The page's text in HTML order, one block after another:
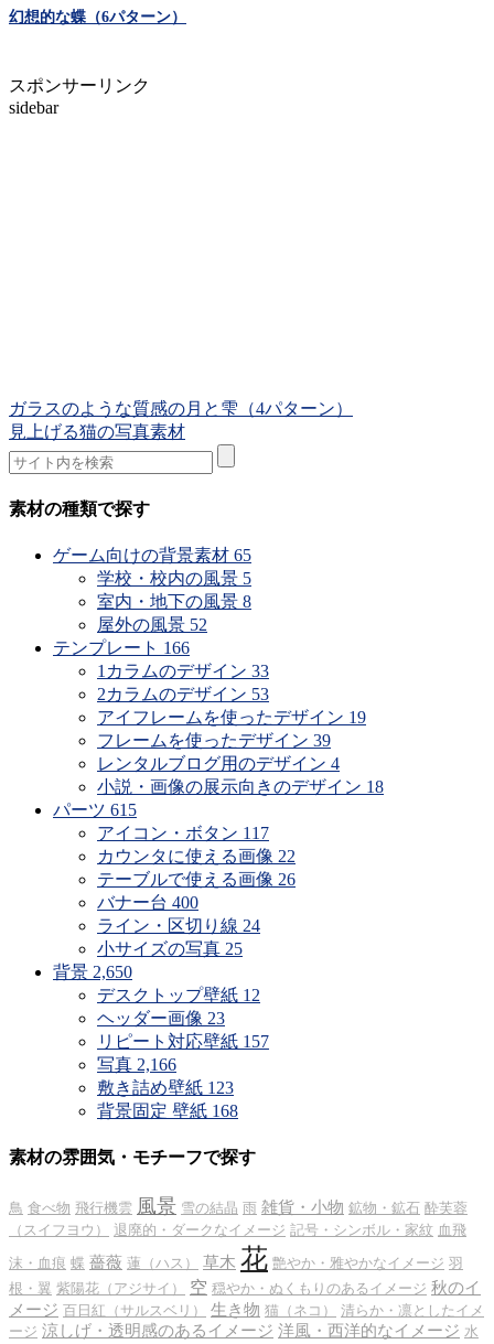
幻想的な蝶（6パターン）
スポンサーリンク
sidebar
ガラスのような質感の月と雫（4パターン）
見上げる猫の写真素材
素材の種類で探す
ゲーム向けの背景素材 65
学校・校内の風景 5
室内・地下の風景 8
屋外の風景 52
テンプレート 166
1カラムのデザイン 33
2カラムのデザイン 53
アイフレームを使ったデザイン 19
フレームを使ったデザイン 39
レンタルブログ用のデザイン 4
小説・画像の展示向きのデザイン 18
パーツ 615
アイコン・ボタン 117
カウンタに使える画像 22
テーブルで使える画像 26
バナー台 400
ライン・区切り線 24
小サイズの写真 25
背景 2,650
デスクトップ壁紙 12
ヘッダー画像 23
リピート対応壁紙 157
写真 2,166
敷き詰め壁紙 123
背景固定 壁紙 168
素材の雰囲気・モチーフで探す
鳥 食べ物 飛行機雲 風景 雪の結晶 雨 雑貨・小物 鉱物・鉱石 酔芙蓉
（スイフヨウ）
退廃的・ダークなイメージ 記号・シンボル・家紋 血飛
沫・血痕 蝶 薔薇 蓮（ハス） 草木 花 艶やか・雅やかなイメージ 羽
根・翼 紫陽花（アジサイ） 空 穏やか・ぬくもりのあるイメージ 秋のイ
メージ 百日紅（サルスベリ） 生き物 猫（ネコ）
清らか・凛としたイメ
ージ 涼しげ・透明感のあるイメージ 洋風・西洋的なイメージ 水